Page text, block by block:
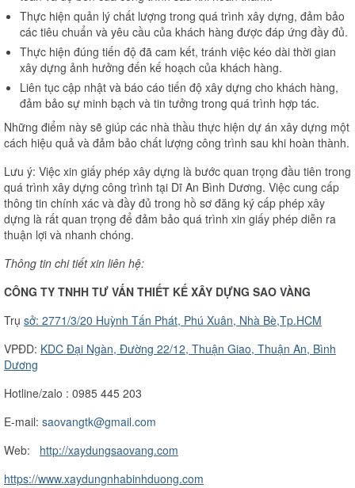
Thực hiện quản lý chất lượng trong quá trình xây dựng, đảm bảo
các tiêu chuẩn và yêu cầu của khách hàng được đáp ứng đầy đủ.
Thực hiện đúng tiến độ đã cam kết, tránh việc kéo dài thời gian
xây dựng ảnh hưởng đến kế hoạch của khách hàng.
Liên tục cập nhật và báo cáo tiến độ xây dựng cho khách hàng,
đảm bảo sự minh bạch và tin tưởng trong quá trình hợp tác.
Những điểm này sẽ giúp các nhà thầu thực hiện dự án xây dựng một
cách hiệu quả và đảm bảo chất lượng công trình sau khi hoàn thành.
Lưu ý: Việc xin giấy phép xây dựng là bước quan trọng đầu tiên trong
quá trình xây dựng công trình tại Dĩ An Bình Dương. Việc cung cấp
thông tin chính xác và đầy đủ trong hồ sơ đăng ký cấp phép xây
dựng là rất quan trọng để đảm bảo quá trình xin giấy phép diễn ra
thuận lợi và nhanh chóng.
Thông tin chi tiết xin liên hệ:
CÔNG TY TNHH TƯ VẤN THIẾT KẾ XÂY DỰNG SAO VÀNG
Trụ sở: 2771/3/20 Huỳnh Tấn Phát, Phú Xuân, Nhà Bè,Tp.HCM
VPĐD: KDC Đại Ngàn, Đường 22/12, Thuận Giao, Thuận An, Bình
Dương
Hotline/zalo : 0985 445 203
E-mail: saovangtk@gmail.com
Web: http://xaydungsaovang.com
https://www.xaydungnhabinhduong.com